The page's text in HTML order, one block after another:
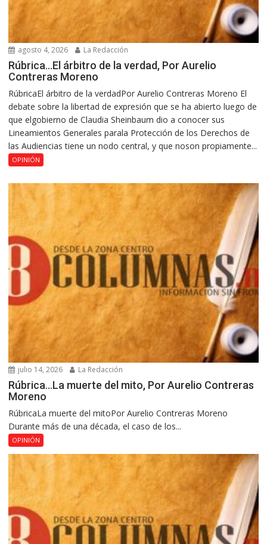
agosto 4, 2026 La Redacción
Rúbrica…El árbitro de la verdad, Por Aurelio
Contreras Moreno
RúbricaEl árbitro de la verdadPor Aurelio Contreras Moreno El
debate sobre la libertad de expresión que se ha abierto luego de
que elgobierno de Claudia Sheinbaum dio a conocer sus
Lineamientos Generales parala Protección de los Derechos de
las Audiencias tiene un nodo central, y que noson propiamente...
OPINIÓN
julio 14, 2026 La Redacción
Rúbrica…La muerte del mito, Por Aurelio Contreras
Moreno
RúbricaLa muerte del mitoPor Aurelio Contreras Moreno
Durante más de una década, el caso de los...
OPINIÓN